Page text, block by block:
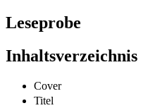
Leseprobe
Inhaltsverzeichnis
Cover
Titel